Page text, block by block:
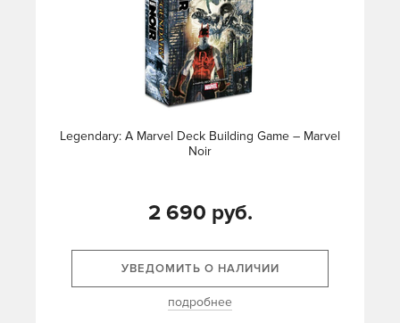
Legendary: A Marvel Deck Building Game – Marvel
Noir
2 690 руб.
УВЕДОМИТЬ О НАЛИЧИИ
подробнее